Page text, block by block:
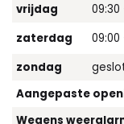
vrijdag
09:30
zaterdag
09:00
zondag
Aangepaste
Wegens